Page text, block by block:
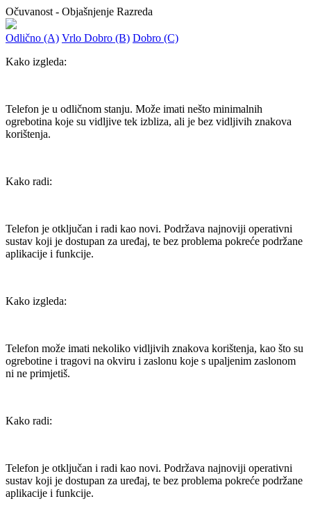
Očuvanost - Objašnjenje Razreda
Odlično (A) Vrlo Dobro (B) Dobro (C)
Kako izgleda:
Telefon je u odličnom stanju. Može imati nešto minimalnih
ogrebotina koje su vidljive tek izbliza, ali je bez vidljivih znakova
korištenja.
Kako radi:
Telefon je otključan i radi kao novi. Podržava najnoviji operativni
sustav koji je dostupan za uređaj, te bez problema pokreće podržane
aplikacije i funkcije.
Kako izgleda:
Telefon može imati nekoliko vidljivih znakova korištenja, kao što su
ogrebotine i tragovi na okviru i zaslonu koje s upaljenim zaslonom
ni ne primjetiš.
Kako radi:
Telefon je otključan i radi kao novi. Podržava najnoviji operativni
sustav koji je dostupan za uređaj, te bez problema pokreće podržane
aplikacije i funkcije.